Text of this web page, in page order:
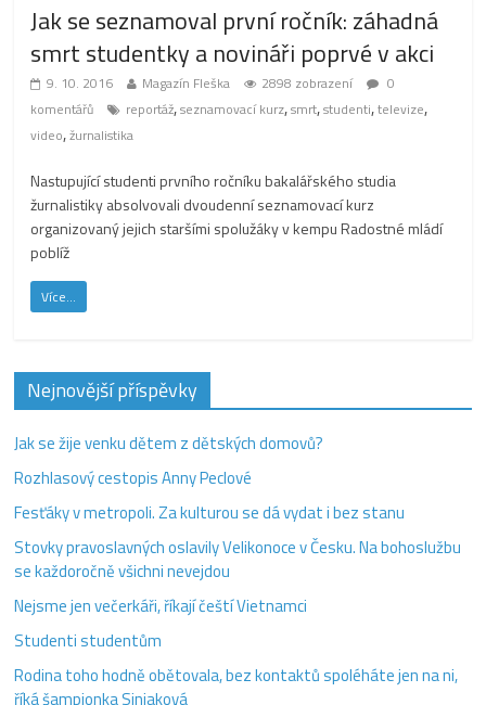
Jak se seznamoval první ročník: záhadná
smrt studentky a novináři poprvé v akci
9. 10. 2016 Magazín Fleška 2898 zobrazení
0
komentářů
reportáž,seznamovací kurz,smrt,studenti,televize,
video,žurnalistika
Nastupující studenti prvního ročníku bakalářského studia
žurnalistiky absolvovali dvoudenní seznamovací kurz
organizovaný jejich staršími spolužáky v kempu Radostné mládí
poblíž
Více...
Nejnovější příspěvky
Jak se žije venku dětem z dětských domovů?
Rozhlasový cestopis Anny Peclové
Fesťáky v metropoli. Za kulturou se dá vydat i bez stanu
Stovky pravoslavných oslavily Velikonoce v Česku. Na bohoslužbu
se každoročně všichni nevejdou
Nejsme jen večerkáři, říkají čeští Vietnamci
Studenti studentům
Rodina toho hodně obětovala, bez kontaktů spoléháte jen na ni,
říká šampionka Siniaková